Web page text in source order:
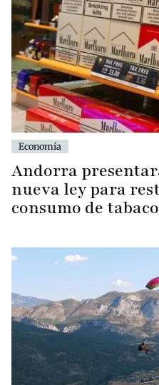
Economía
Andorra
nueva ley para
consumo de tabaco